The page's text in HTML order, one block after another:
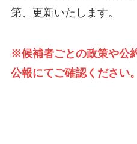
第、更新いたします。
※候補者ごとの政策や公
公報にてご確認ください。